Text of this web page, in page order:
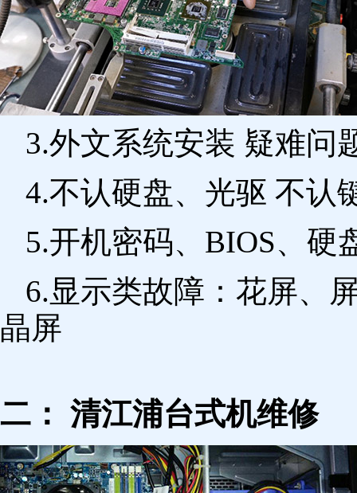
3.外文系统安装 疑难问
4.不认硬盘、光驱 不认
5.开机密码、BIOS、硬
6.显示类故障：花屏、
晶屏
二： 清江浦台式机维修